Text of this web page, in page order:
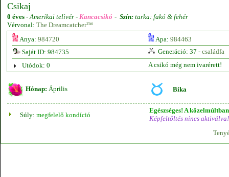
Csikaj
0 éves -Amerikai telivér - Kancacsikó - Szín: tarka: fakó & fehér
Vérvonal: The Dreamcatcher™
Anya: 984720 Apa: 984463
Saját ID: 984735
Generáció: 37 - családfa
Utódok: 0
A csikó még nem ivarérett!
Hónap: Április Bika
Súly: megfelelő kondíció
Egészséges! A
Képfeltöltés nincs aktiválva!